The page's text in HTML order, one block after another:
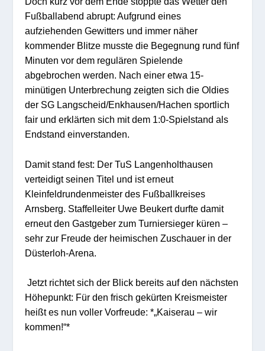
Fußballabend abrupt: Aufgrund eines
aufziehenden Gewitters und immer näher
kommender Blitze musste die Begegnung rund fünf
Minuten vor dem regulären Spielende
abgebrochen werden. Nach einer etwa 15-
minütigen Unterbrechung zeigten sich die Oldies
der SG Langscheid/Enkhausen/Hachen sportlich
fair und erklärten sich mit dem 1:0-Spielstandals
Endstandeinverstanden.
Damit stand fest: Der TuS Langenholthausen
verteidigt seinen Titel und ist erneut
Kleinfeldrundenmeister des Fußballkreises
Arnsberg. Staffelleiter Uwe Beukertdurfte damit
erneut den Gastgeber zum Turniersieger küren –
sehr zur Freude der heimischen Zuschauer in der
Düsterloh-Arena.
Jetzt richtet sich der Blick bereits auf den nächsten
Höhepunkt: Für den frisch gekürten Kreismeister
heißt es nun voller Vorfreude:*„Kaiserau – wir
kommen!“*